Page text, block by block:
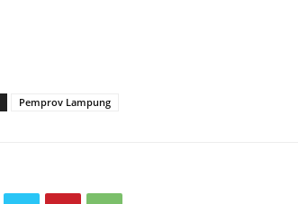
Pemprov Lampung